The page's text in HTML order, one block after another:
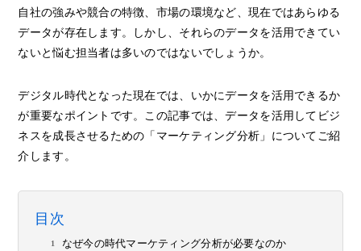
自社の強みや競合の特徴、市場の環境など、現在ではあらゆる
データが存在します。しかし、それらのデータを活用できてい
ないと悩む担当者は多いのではないでしょうか。
デジタル時代となった現在では、いかにデータを活用できるか
が重要なポイントです。この記事では、データを活用してビジ
ネスを成長させるための「マーケティング分析」についてご紹
介します。
目次
なぜ今の時代マーケティング分析が必要なのか